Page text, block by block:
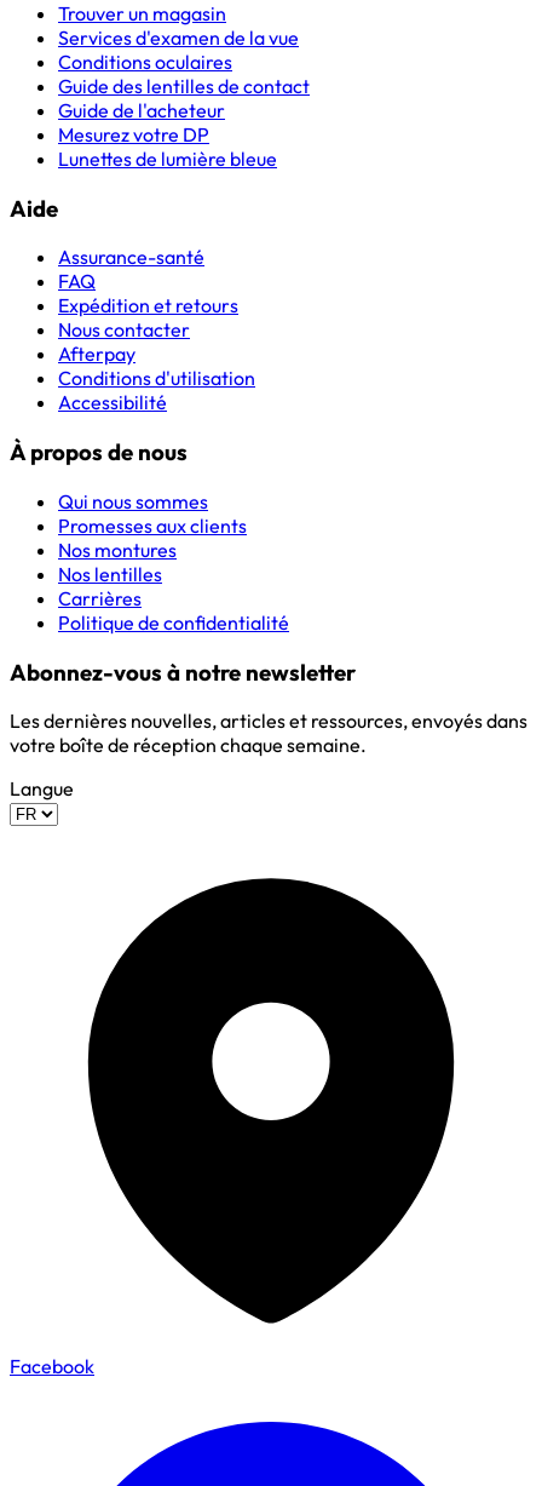
Trouver un magasin
Services d'examen de la vue
Conditions oculaires
Guide des lentilles de contact
Guide de l'acheteur
Mesurez votre DP
Lunettes de lumière bleue
Aide
Assurance-santé
FAQ
Expédition et retours
Nous contacter
Afterpay
Conditions d'utilisation
Accessibilité
À propos de nous
Qui nous sommes
Promesses aux clients
Nos montures
Nos lentilles
Carrières
Politique de confidentialité
Abonnez-vous à notre newsletter
Les dernières nouvelles, articles et ressources, envoyés dans
votre boîte de réception chaque semaine.
Langue
Facebook